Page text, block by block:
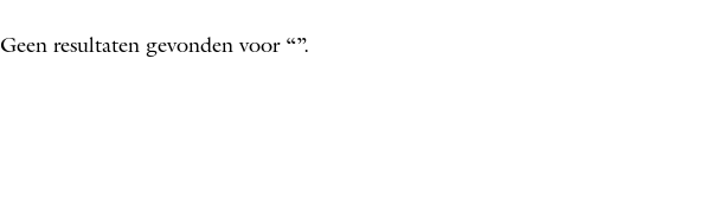
Geen resultaten gevonden voor “”.